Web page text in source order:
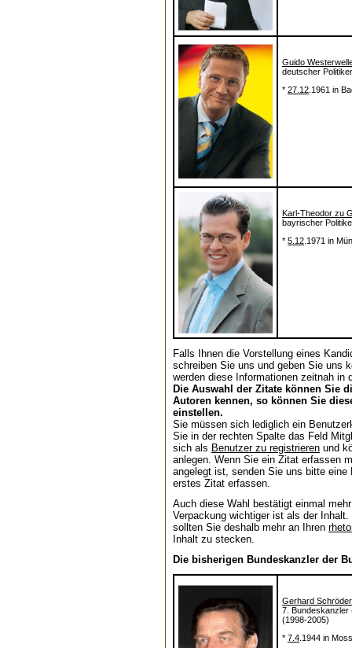
Guido
deutscher
* 27.12 .1961 in
Karl-Theodor zu
bayrischer
* 5.12 .1971 in
Falls Ihnen die Vorstellung eines
schreiben Sie uns und geben Sie uns
werden diese Informationen zeitnah in
Die Auswahl der Zitate können Sie
Autoren kennen, so können Sie
einstellen.
Sie müssen sich lediglich ein
Sie in der rechten Spalte das Feld
sich als Benutzer zu registrieren und
anlegen. Wenn Sie ein Zitat erfassen
angelegt ist, senden Sie uns bitte eine
erstes Zitat erfassen.
Auch diese Wahl bestätigt einmal
Verpackung wichtiger ist als der
sollten Sie deshalb mehr an Ihren
Inhalt zu stecken.
Die bisherigen Bundeskanzler der
Gerhard Schröder
7. Bundeskanzler
(1998-2005)
* 7.4 .1944 in